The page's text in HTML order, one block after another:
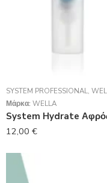
SYSTEM PROFESSIONAL,
Μάρκα: WELLA
System Hydrate
12,00 €